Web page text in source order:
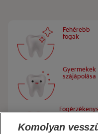
Fehérebb
fogak
Gyermekek
szájápolása
KÜLDETÉSÜNK
SZÁJHIGIÉNÉS
TERMÉKAJÁNLÁS
LÉPJ KAPCSOLATBA
HU
Komolyan